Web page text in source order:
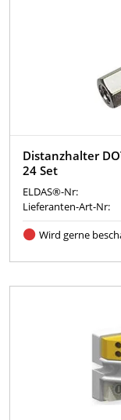
Distanzhalter
24 Set
ELDAS®-Nr:
Lieferanten-Art-Nr:
Wird gerne